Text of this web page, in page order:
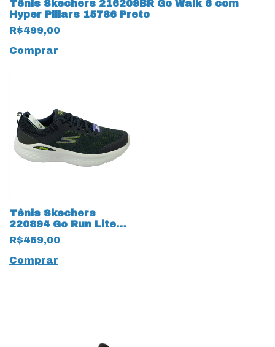
Tênis Skechers 216209BR Go Walk 6 com
Hyper Pillars 15786 Preto
R$499,00
Comprar
Tênis Skechers
220894 Go Run Lite
16301 Marinho
R$469,00
Comprar